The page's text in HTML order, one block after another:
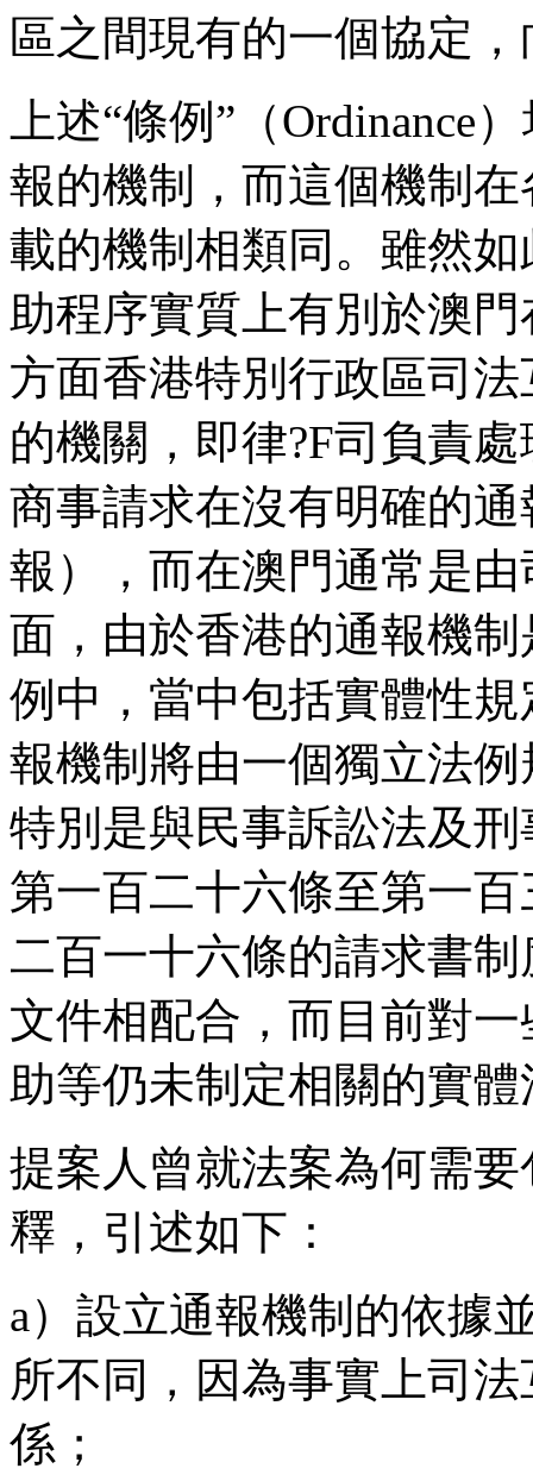
區之間現有的一個協定
上述“條例”（Ordinance
報的機制，而這個機制
載的機制相類同。雖然
助程序實質上有別於澳
方面香港特別行政區司
的機關，即律?F司負責
商事請求在沒有明確的
報），而在澳門通常是
面，由於香港的通報機
例中，當中包括實體性
報機制將由一個獨立法
特別是與民事訴訟法及
第一百二十六條至第一
二百一十六條的請求書
文件相配合，而目前對
助等仍未制定相關的實體
提案人曾就法案為何需
釋，引述如下：
a）設立通報機制的依據
所不同，因為事實上司
係；